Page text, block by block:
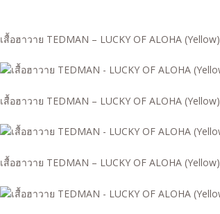
เสื้อฮาวาย TEDMAN – LUCKY OF ALOHA (Yellow)
เสื้อฮาวาย TEDMAN – LUCKY OF ALOHA (Yellow)
เสื้อฮาวาย TEDMAN – LUCKY OF ALOHA (Yellow)